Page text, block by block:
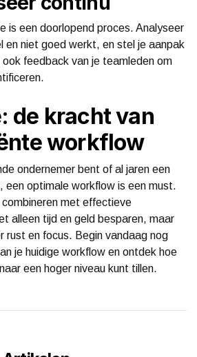
is een doorlopend proces. Analyseer
en niet goed werkt, en stel je aanpak
ook feedback van je teamleden om
de kracht van
workflow
ondernemer bent of al jaren een
een optimale workflow is een must.
met effectieve
alleen tijd en geld besparen, maar
rust en focus. Begin vandaag nog
je huidige workflow en ontdek hoe
een hoger niveau kunt tillen.